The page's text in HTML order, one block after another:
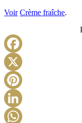
Voir Crème fraîche.